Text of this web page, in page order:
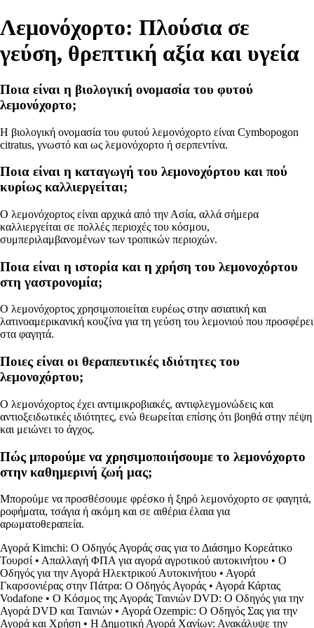
Λεμονόχορτο: Πλούσια σε
γεύση, θρεπτική αξία και υγεία
Ποια είναι η βιολογική ονομασία του φυτού
λεμονόχορτο;
Η βιολογική ονομασία του φυτού λεμονόχορτο είναι Cymbopogon
citratus, γνωστό και ως λεμονόχορτο ή σερπεντίνα.
Ποια είναι η καταγωγή του λεμονοχόρτου και πού
κυρίως καλλιεργείται;
Ο λεμονόχορτος είναι αρχικά από την Ασία, αλλά σήμερα
καλλιεργείται σε πολλές περιοχές του κόσμου,
συμπεριλαμβανομένων των τροπικών περιοχών.
Ποια είναι η ιστορία και η χρήση του λεμονοχόρτου
στη γαστρονομία;
Ο λεμονόχορτος χρησιμοποιείται ευρέως στην ασιατική και
λατινοαμερικανική κουζίνα για τη γεύση του λεμονιού που προσφέρει
στα φαγητά.
Ποιες είναι οι θεραπευτικές ιδιότητες του
λεμονοχόρτου;
Ο λεμονόχορτος έχει αντιμικροβιακές, αντιφλεγμονώδεις και
αντιοξειδωτικές ιδιότητες, ενώ θεωρείται επίσης ότι βοηθά στην πέψη
και μειώνει το άγχος.
Πώς μπορούμε να χρησιμοποιήσουμε το λεμονόχορτο
στην καθημερινή ζωή μας;
Μπορούμε να προσθέσουμε φρέσκο ή ξηρό λεμονόχορτο σε φαγητά,
ροφήματα, τσάγια ή ακόμη και σε αιθέρια έλαια για
αρωματοθεραπεία.
Αγορά Kimchi: Ο Οδηγός Αγοράς σας για το Διάσημο Κορεάτικο
Τουρσί • Απαλλαγή ΦΠΑ για αγορά αγροτικού αυτοκινήτου • Ο
Οδηγός για την Αγορά Ηλεκτρικού Αυτοκινήτου • Αγορά
Γκαρσονιέρας στην Πάτρα: Ο Οδηγός Αγοράς • Αγορά Κάρτας
Vodafone • Ο Κόσμος της Αγοράς Ταινιών DVD: Ο Οδηγός για την
Αγορά DVD και Ταινιών • Αγορά Ozempic: Ο Οδηγός Σας για την
Αγορά και Χρήση • Η Δημοτική Αγορά Χανίων: Ανακάλυψε την